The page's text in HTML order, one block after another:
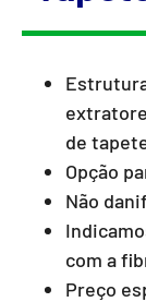
de
Opção
Não
com a
Preço